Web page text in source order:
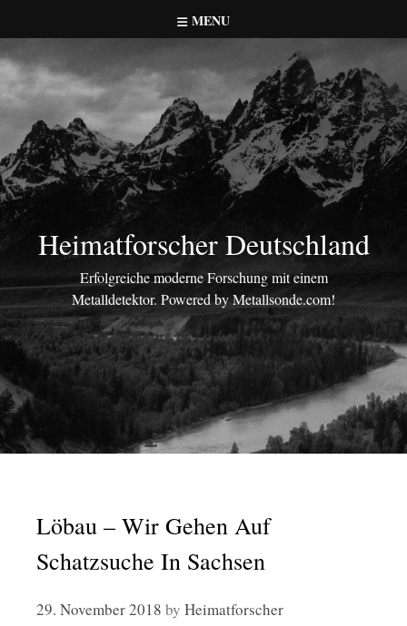
to
content
MENU
Heimatforscher Deutschland
Erfolgreiche moderne Forschung mit einem
Metalldetektor. Powered by Metallsonde.com!
Löbau – Wir Gehen Auf
Schatzsuche In Sachsen
29. November 2018 by Heimatforscher